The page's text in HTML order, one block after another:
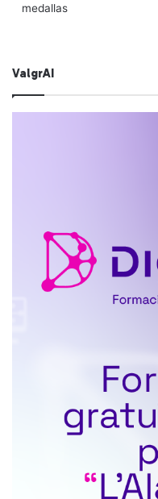
medallas
ValgrAI